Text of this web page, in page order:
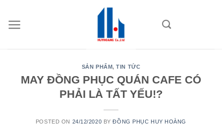
content
SẢN PHẨM,TIN TỨC
MAY ĐỒNG PHỤC QUÁN CAFE CÓ
PHẢI LÀ TẤT YẾU!?
POSTED ON 24/12/2020 BYĐỒNG PHỤC HUY HOÀNG